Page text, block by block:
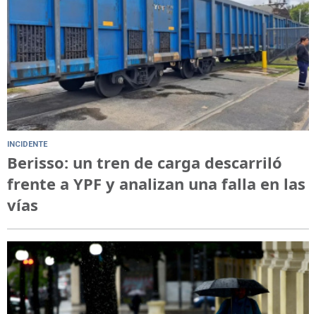
INCIDENTE
Berisso: un tren de carga descarriló
frente a YPF y analizan una falla en las
vías